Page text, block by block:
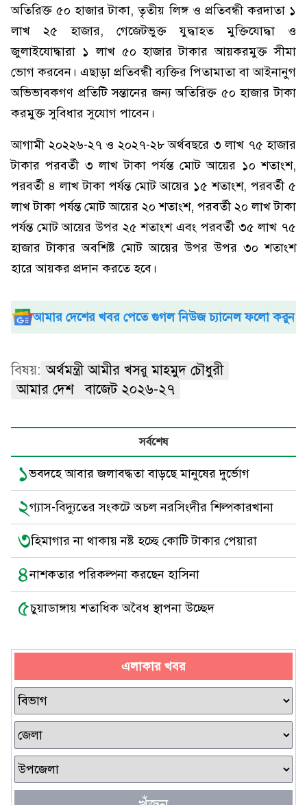
অতিরিক্ত ৫০ হাজার টাকা, তৃতীয় লিঙ্গ ও প্রতিবন্ধী করদাতা ১
লাখ ২৫ হাজার, গেজেটভুক্ত যুদ্ধাহত মুক্তিযোদ্ধা ও
জুলাইযোদ্ধারা ১ লাখ ৫০ হাজার টাকার আয়করমুক্ত সীমা
ভোগ করবেন। এছাড়া প্রতিবন্ধী ব্যক্তির পিতামাতা বা আইনানুগ
অভিভাবকগণ প্রতিটি সন্তানের জন্য অতিরিক্ত ৫০ হাজার টাকা
করমুক্ত সুবিধার সুযোগ পাবেন।
আগামী ২০২২৬-২৭ ও ২০২৭-২৮ অর্থবছরে ৩ লাখ ৭৫ হাজার
টাকার পরবর্তী ৩ লাখ টাকা পর্যন্ত মোট আয়ের ১০ শতাংশ,
পরবর্তী ৪ লাখ টাকা পর্যন্ত মোট আয়ের ১৫ শতাংশ, পরবর্তী ৫
লাখ টাকা পর্যন্ত মোট আয়ের ২০ শতাংশ, পরবর্তী ২০ লাখ টাকা
পর্যন্ত মোট আয়ের উপর ২৫ শতাংশ এবং পরবর্তী ৩৫ লাখ ৭৫
হাজার টাকার অবশিষ্ট মোট আয়ের উপর উপর ৩০ শতাংশ
হারে আয়কর প্রদান করতে হবে।
আমার দেশের খবর পেতে গুগল নিউজ চ্যানেল ফলো করুন
বিষয়: অর্থমন্ত্রী আমীর খসরু মাহমুদ চৌধুরী
আমার দেশ
বাজেট ২০২৬-২৭
সর্বশেষ
১ভবদহে আবার জলাবদ্ধতা বাড়ছে মানুষের দুর্ভোগ
২গ্যাস-বিদ্যুতের সংকটে অচল নরসিংদীর শিল্পকারখানা
৩হিমাগার না থাকায় নষ্ট হচ্ছে কোটি টাকার পেয়ারা
৪নাশকতার পরিকল্পনা করছেন হাসিনা
৫চুয়াডাঙ্গায় শতাধিক অবৈধ স্থাপনা উচ্ছেদ
এলাকার খবর